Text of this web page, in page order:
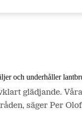
och underhåller
glädjande.
säger Per